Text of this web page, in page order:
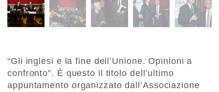
“Gli inglesi e la fine dell’Unione. Opinioni a
confronto”. È questo il titolo dell’ultimo
appuntamento organizzato dall’Associazione